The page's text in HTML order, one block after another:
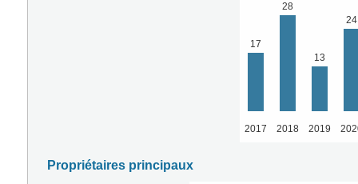
17
28
13
24
2017 2018 2019
Propriétaires principaux